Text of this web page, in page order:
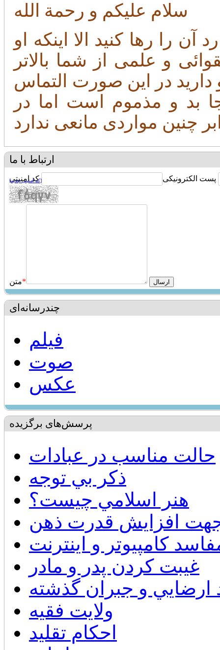
سلام علیکم و رحمة الله
را رها کنید الا اینکه او
و علمی از شما بالاتر
در این صورت التماس
بد و مذموم است اما در
ارتباط با ما
پست الکترونیکی کد امنیتی[کد امنیتی جدید]
متن*
چندرسانه‌ای
فیلم
صوت
عکس
پرسش‌های برگزیده
حالت مناسب در عبادات
ذكر بي توجه
هنر اسلامي چيست؟
جهت افزایش قدرت ذهن
كامپيوتر و اينترنت
غیبت کردن پدر و مادر
ارضايي و جبران گذشته
ولایت فقیه
احكام تقليد